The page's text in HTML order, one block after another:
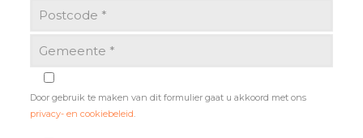
Door gebruik te maken van dit formulier gaat u akkoord met ons
privacy- en cookiebeleid